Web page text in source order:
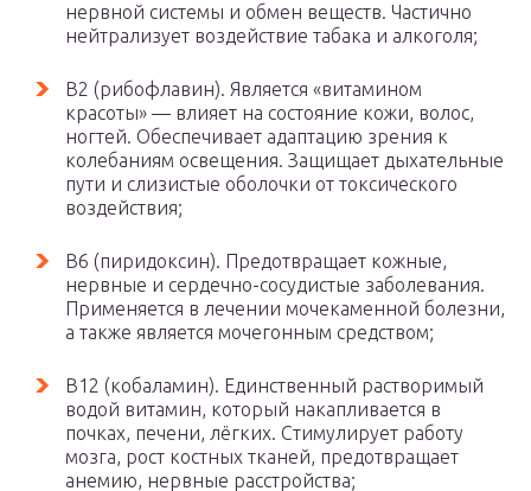
нервной системы и обмен веществ. Частично
нейтрализует воздействие табака и алкоголя;
В2 (рибофлавин). Является «витамином
красоты» — влияет на состояние кожи, волос,
ногтей. Обеспечивает адаптацию зрения к
колебаниям освещения. Защищает дыхательные
пути и слизистые оболочки от токсического
воздействия;
В6 (пиридоксин). Предотвращает кожные,
нервные и сердечно-сосудистые заболевания.
Применяется в лечении мочекаменной болезни,
а также является мочегонным средством;
В12 (кобаламин). Единственный растворимый
водой витамин, который накапливается в
почках, печени, лёгких. Стимулирует работу
мозга, рост костных тканей, предотвращает
анемию, нервные расстройства;